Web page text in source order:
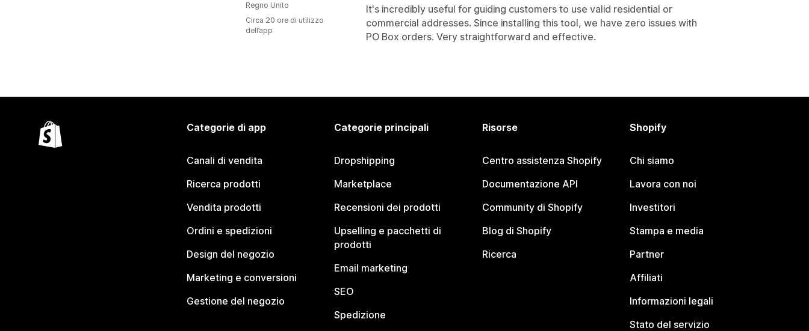
It's incredibly useful for guiding customers to use valid residential or
commercial addresses. Since installing this tool, we have zero issues with
PO Box orders. Very straightforward and effective.
Regno Unito
Circa 20 ore di utilizzo
dell’app
Categorie di app
Canali di vendita
Ricerca prodotti
Vendita prodotti
Ordini e spedizioni
Design del negozio
Marketing e conversioni
Gestione del negozio
Categorie principali
Dropshipping
Marketplace
Recensioni dei prodotti
Upselling e pacchetti di
prodotti
Email marketing
SEO
Spedizione
Risorse
Centro assistenza Shopify
Documentazione API
Community di Shopify
Blog di Shopify
Ricerca
Shopify
Chi siamo
Lavora con noi
Investitori
Stampa e media
Partner
Affiliati
Informazioni legali
Stato del servizio